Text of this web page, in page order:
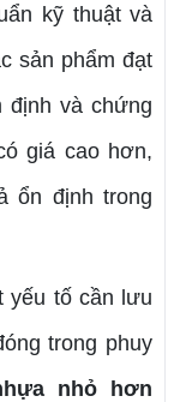
kỹ thuật và
sản phẩm đạt
định và chứng
giá cao hơn,
ổn định trong
yếu tố cần lưu
trong phuy
nhỏ hơn